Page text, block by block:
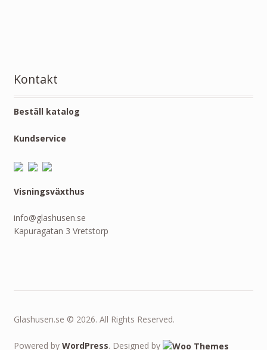
Kontakt
Beställ katalog
Kundservice
Visningsväxthus
info@glashusen.se
Kapuragatan 3 Vretstorp
Glashusen.se © 2026. All Rights Reserved.
Powered by WordPress. Designed by